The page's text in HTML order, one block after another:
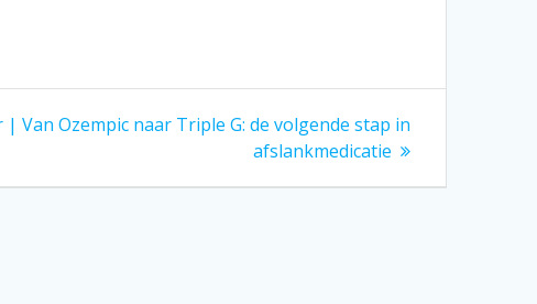
| Van Ozempic naar Triple G: de volgende stap in
afslankmedicatie